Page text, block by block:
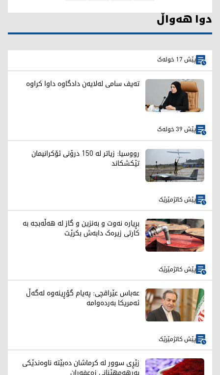
دوا هەواڵ
پێش 17 خولەک
تەیف سامی لەلایەن دادگاوە داوا کراوە
پێش 39 خولەک
رووسیا: زیاتر لە 150 درۆنی ئۆکرانیمان
تێکشکاند
پێش کاتژمێرێک
بڕیارە نەوت و بەنزین و گاز لە هەڵەبجە بە
کارتی زیرەک دابەش بکرێت
پێش کاتژمێرێک
عەباس عێراقچی: پەیام گۆڕینەوە لەگەڵ
ئەمریکا بەردەوامە
پێش کاتژمێرێک
زێڕی سوور لە کرماشان دەبێتە ناوەندێکی